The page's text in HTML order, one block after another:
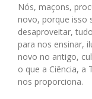
Nós, maçons,
novo, porque isso
desaproveitar,
para nos ensinar,
novo no antigo,
o que a Ciência, a
nos proporciona.